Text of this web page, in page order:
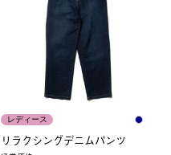
レディース
リラクシングデニムパンツ